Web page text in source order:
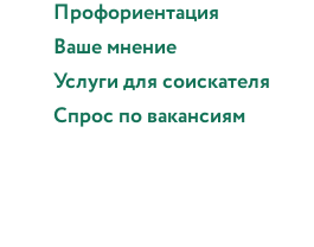
Профориентация
Ваше мнение
Услуги для соискателя
Спрос по вакансиям